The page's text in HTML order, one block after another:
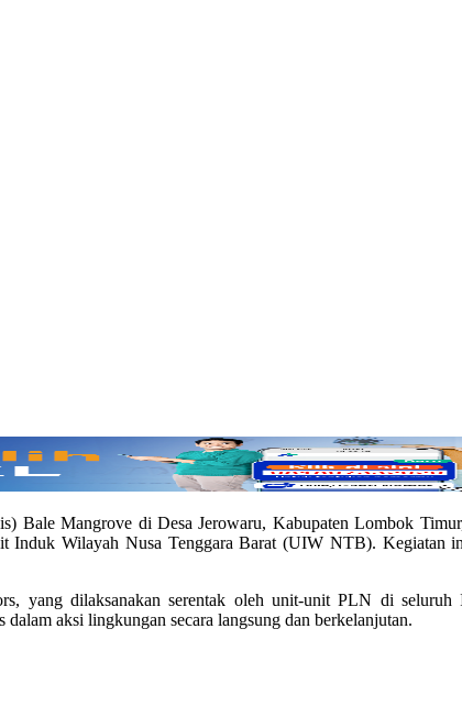
Mangrove di Desa Jerowaru, Kabupaten Lombok
Induk Wilayah Nusa Tenggara Barat (UIW NTB). Kegiatan
yang dilaksanakan serentak oleh unit-unit PLN di
aksi lingkungan secara langsung dan berkelanjutan.